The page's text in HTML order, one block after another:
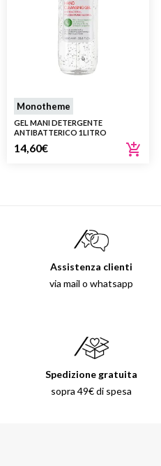
Monotheme
GEL MANI DETERGENTE
ANTIBATTERICO 1LITRO
14,60€
Assistenza clienti
via mail o whatsapp
Spedizione gratuita
sopra 49€ di spesa